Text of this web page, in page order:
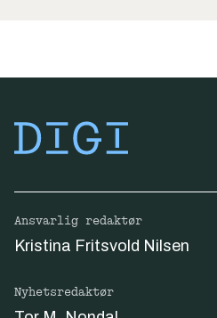
Ansvarlig redaktør
Kristina Fritsvold Nilsen
Nyhetsredaktør